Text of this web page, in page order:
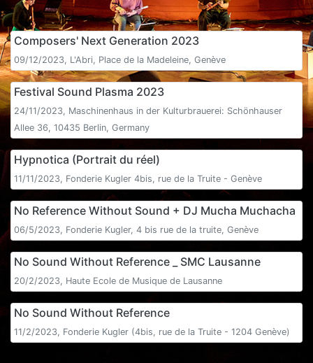
Composers' Next Generation 2023
09/12/2023, L'Abri, Place de la Madeleine, Genève
Festival Sound Plasma 2023
24/11/2023, Maschinenhaus in der Kulturbrauerei: Schönhauser
Allee 36, 10435 Berlin, Germany
Hypnotica (Portrait du réel)
11/11/2023, Fonderie Kugler 4bis, rue de la Truite - Genève
No Reference Without Sound + DJ Mucha Muchacha
06/5/2023, Fonderie Kugler, 4 bis rue de la truite, Genève
No Sound Without Reference _ SMC Lausanne
20/2/2023, Haute Ecole de Musique de Lausanne
No Sound Without Reference
11/2/2023, Fonderie Kugler (4bis, rue de la Truite - 1204 Genève)